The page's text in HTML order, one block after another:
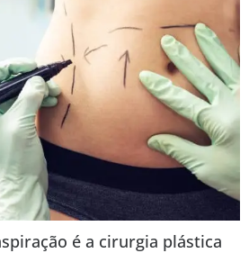
é a cirurgia plástica